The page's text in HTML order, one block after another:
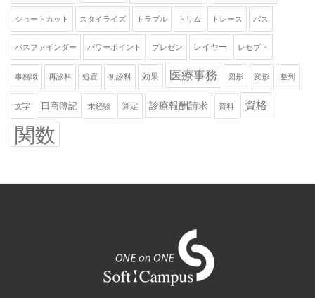
ショートカット スタイライズ トラブル トリム トレース パス
パスファインダー パワーポイント プレゼン レイヤー レセプト
事務職 再診料 処置 初診料 効果 医療事務 図形 変形 整列
文字 日商簿記 未経験 算定 診療報酬請求 資料 資格
関数